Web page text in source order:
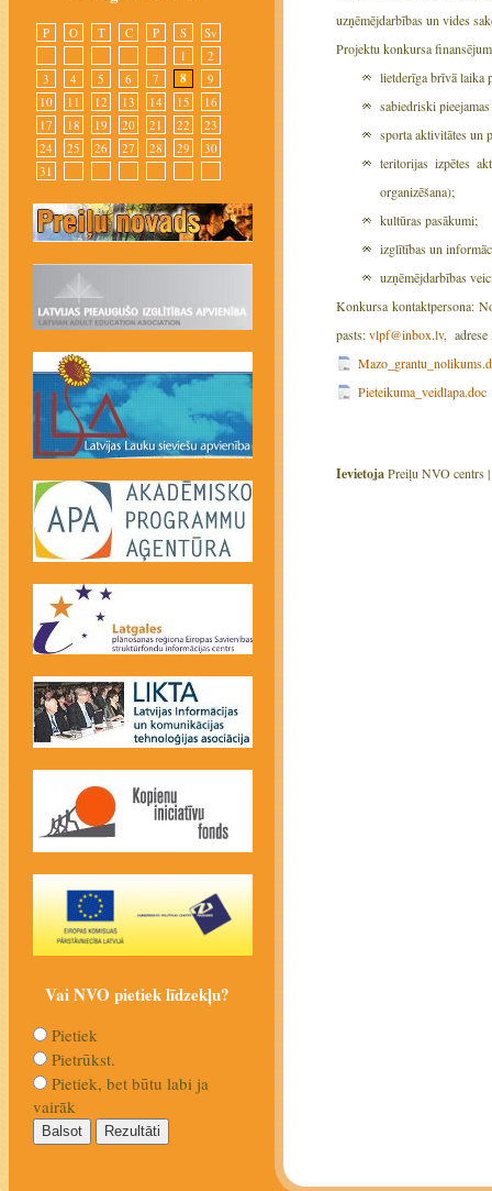
uzņēmējdarbības un vides
Projektu konkursa
lietderīga brīvā laika
sabiedriski
sporta aktivitātes un
teritorijas izpētes
organizēšana);
kultūras pasākumi;
izglītības un
uzņēmējdarbības
Konkursa kontaktpersona:
pasts:vlpf@inbox.lv, adrese
Pieteikuma_veidlapa.doc
IevietojaPreiļu NVO centrs |
P O T C P S
Sv
1
2
3
4 5 6 7 8
9
10
11 12 13 14 15
16
17
18 19 20 21 22
23
24
25 26 27 28 29
30
31
Vai NVO pietiek līdzekļu?
Pietiek
Pietrūkst.
Pietiek, bet būtu labi ja
vairāk